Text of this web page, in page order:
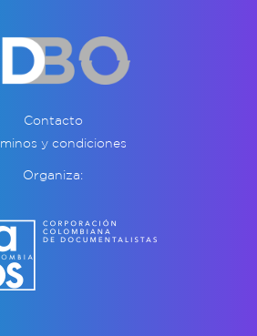
Contacto
y condiciones
Organiza: